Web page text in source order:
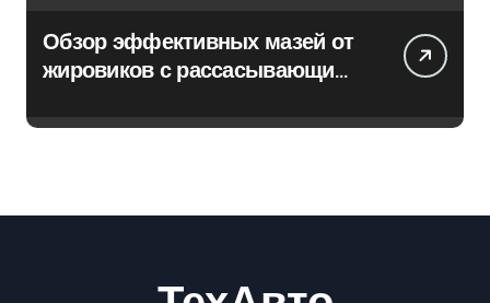
Обзор эффективных мазей от
жировиков с рассасывающим